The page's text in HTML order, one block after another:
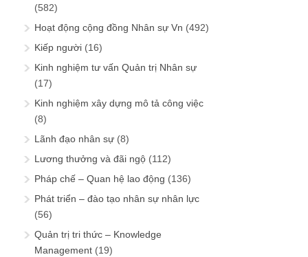
(582)
Hoạt động cộng đồng Nhân sự Vn (492)
Kiếp người (16)
Kinh nghiệm tư vấn Quản trị Nhân sự
(17)
Kinh nghiệm xây dựng mô tả công việc
(8)
Lãnh đạo nhân sự (8)
Lương thưởng và đãi ngộ (112)
Pháp chế – Quan hệ lao động (136)
Phát triển – đào tạo nhân sự nhân lực
(56)
Quản trị tri thức – Knowledge
Management (19)